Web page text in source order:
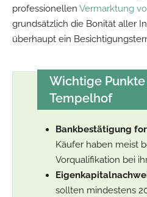
professionellen Vermarktung
grundsätzlich die Bonität aller
überhaupt ein
Wichtige
Tempelhof
Bankbestätigung
Käufer haben meist
Vorqualifikation bei
sollten mindestens